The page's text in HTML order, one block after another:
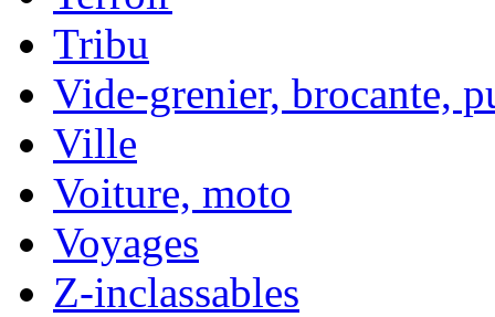
Tribu
Vide-grenier, brocante,
Ville
Voiture, moto
Voyages
Z-inclassables